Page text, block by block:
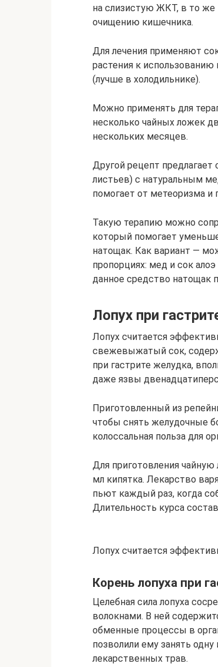
на слизистую ЖКТ, в то
очищению кишечника.
Для лечения применяют
растения к
(лучше в холодильнике).
Можно применять для
несколько чайных ложек
нескольких месяцев.
Другой рецепт
листьев) с натуральным
помогает от метеоризма и
Такую терапию можно
который помогает
натощак. Как вариант —
пропорциях: мед и сок
данное средство натощак
Лопух при
Лопух считается
свежевыжатый сок,
при гастрите желудка,
даже язвы
Приготовленный из
чтобы снять желудочные
колоссальная польза для
Для приготовления
мл кипятка. Лекарство
пьют каждый раз, когда
Длительность курса
Лопух считается
Корень лопуха при
Целебная сила лопуха
волокнами. В ней
обменные процессы в
позволили ему занять
лекарственных трав.